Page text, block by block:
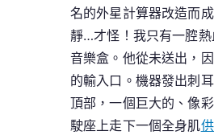
名的外星計算器改造而
靜…才怪！我只有一腔
音樂盒。他從未送出，
的輸入口。機器發出刺
頂部，一個巨大的、像
駛座上走下一個全身肌